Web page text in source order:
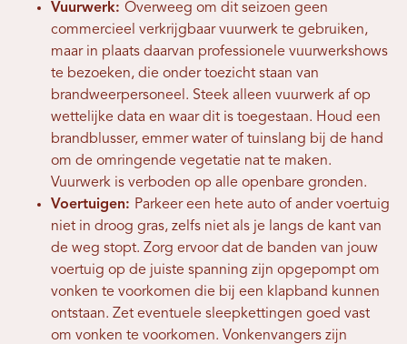
Vuurwerk: Overweeg om dit seizoen geen
commercieel verkrijgbaar vuurwerk te gebruiken,
maar in plaats daarvan professionele vuurwerkshows
te bezoeken, die onder toezicht staan ​​van
brandweerpersoneel. Steek alleen vuurwerk af op
wettelijke data en waar dit is toegestaan. Houd een
brandblusser, emmer water of tuinslang bij de hand
om de omringende vegetatie nat te maken.
Vuurwerk is verboden op alle openbare gronden.
Voertuigen: Parkeer een hete auto of ander voertuig
niet in droog gras, zelfs niet als je langs de kant van
de weg stopt. Zorg ervoor dat de banden van jouw
voertuig op de juiste spanning zijn opgepompt om
vonken te voorkomen die bij een klapband kunnen
ontstaan. Zet eventuele sleepkettingen goed vast
om vonken te voorkomen. Vonkenvangers zijn